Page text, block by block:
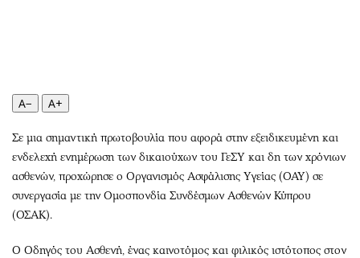
Πολιτισμός
Θέατρο-Χορός
Μουσική
Εικαστικά
Βιβλίο
Podcasts
Προσφορές
A− A+
Σε μια σημαντική πρωτοβουλία που αφορά στην εξειδικευμένη και
ενδελεχή ενημέρωση των δικαιούχων του ΓεΣΥ και δη των χρόνιων
ασθενών, προχώρησε ο Οργανισμός Ασφάλισης Υγείας (ΟΑΥ) σε
συνεργασία με την Ομοσπονδία Συνδέσμων Ασθενών Κύπρου
(ΟΣΑΚ).
Ο Οδηγός του Ασθενή, ένας καινοτόμος και φιλικός ιστότοπος στον